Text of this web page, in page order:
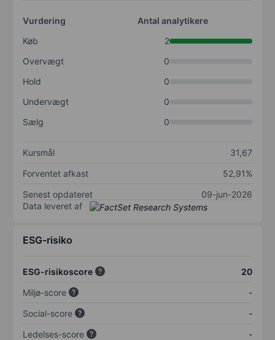
Vurdering
Antal analytikere
Køb
2
Overvægt
0
Hold
0
Undervægt
0
Sælg
0
Kursmål
31,67
Forventet afkast
52,91%
Senest opdateret
09-jun-2026
Data leveret af
ESG-risiko
ESG-risikoscore
20
Miljø-score
-
Social-score
-
Ledelses-score
-